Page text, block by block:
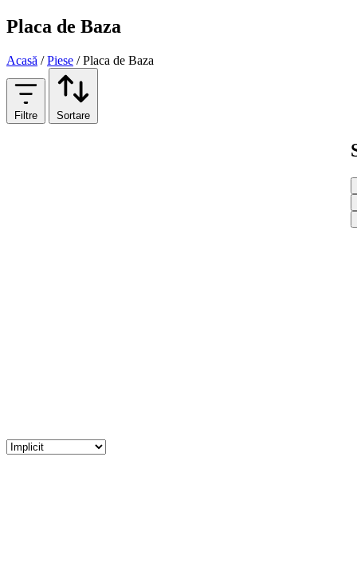
Placa de Baza
Acasă / Piese / Placa de Baza
Filtre Sortare